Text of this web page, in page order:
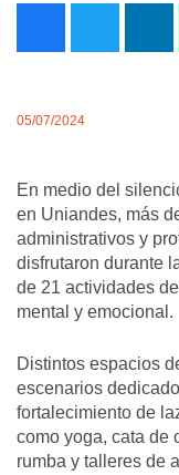
05/07/2024
En medio del
en Uniandes, más
administrativos y
disfrutaron durante
de 21 actividades
mental y emocional.
Distintos espacios
escenarios
fortalecimiento de
como yoga, cata de
rumba y talleres de